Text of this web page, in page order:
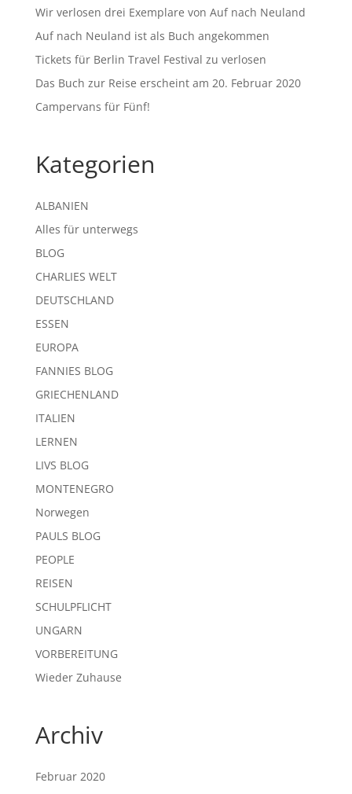
Wir verlosen drei Exemplare von Auf nach Neuland
Auf nach Neuland ist als Buch angekommen
Tickets für Berlin Travel Festival zu verlosen
Das Buch zur Reise erscheint am 20. Februar 2020
Campervans für Fünf!
Kategorien
ALBANIEN
Alles für unterwegs
BLOG
CHARLIES WELT
DEUTSCHLAND
ESSEN
EUROPA
FANNIES BLOG
GRIECHENLAND
ITALIEN
LERNEN
LIVS BLOG
MONTENEGRO
Norwegen
PAULS BLOG
PEOPLE
REISEN
SCHULPFLICHT
UNGARN
VORBEREITUNG
Wieder Zuhause
Archiv
Februar 2020